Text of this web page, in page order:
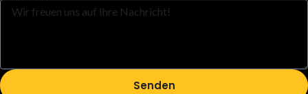
Senden